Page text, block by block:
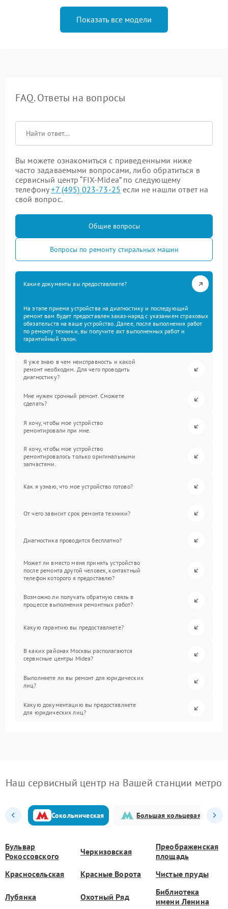
Показать все модели
FAQ. Ответы на вопросы
Вы можете ознакомиться с приведенными ниже
часто задаваемыми вопросами, либо обратиться в
сервисный центр “FIX-Midea” по следующему
телефону+7 (495) 023-73-25 если не нашли ответ на
свой вопрос.
Общие вопросы
Вопросы по ремонту стиральных машин
Какие документы вы предоставляете?
На этапе приема устройства на диагностику и последующий
ремонт вам будет предоставлен заказ-наряд с указанием страховых
обязательств на ваше устройство. Далее, после выполнения работ
по ремонту техники, вы получите акт выполненных работ и
гарантийный талон.
Я уже знаю в чем неисправность и какой
ремонт необходим. Для чего проводить
диагностику?
Мне нужен срочный ремонт. Сможете
сделать?
Я хочу, чтобы мое устройство
ремонтировали при мне.
Я хочу, чтобы мое устройство
ремонтировалось только оригинальными
запчастями.
Как я узнаю, что мое устройство готово?
От чего зависит срок ремонта техники?
Диагностика проводится бесплатно?
Может ли вместо меня принять устройство
после ремонта другой человек, контактный
телефон которого я предоставлю?
Возможно ли получать обратную связь в
процессе выполнения ремонтных работ?
Какую гарантию вы предоставляете?
В каких районах Москвы располагаются
сервисные центры Midea?
Выполняете ли вы ремонт для юридических
лиц?
Какую документацию вы предоставляете
для юридических лиц?
Наш сервисный центр на Вашей станции метро
Сокольническая Большая кольцевая
Бульвар
Рокоссовского
Черкизовская
Преображенская
площадь
Красносельская
Красные Ворота Чистые пруды
Лубянка Охотный Ряд
Библиотека
имени Ленина